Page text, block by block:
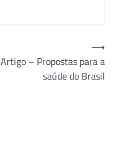
Artigo – Propostas para a
saúde do Brasil
⟶